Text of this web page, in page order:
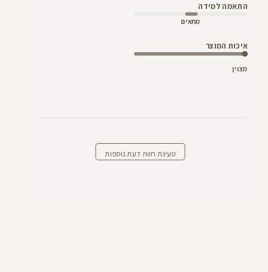
התאמה למידה
מתאים
איכות המוצר
מצוין
טעינת חוות דעת נוספות